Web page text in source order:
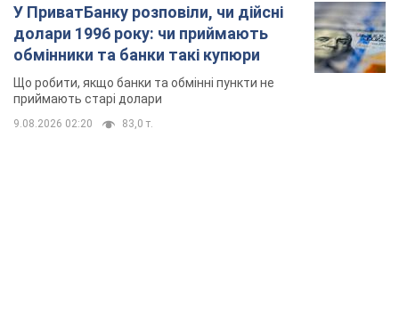
У ПриватБанку розповіли, чи дійсні
долари 1996 року: чи приймають
обмінники та банки такі купюри
Що робити, якщо банки та обмінні пункти не
приймають старі долари
9.08.2026 02:20 83,0 т.